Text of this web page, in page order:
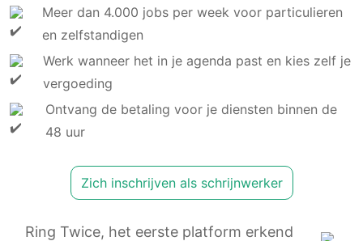
Meer dan 4.000 jobs per week voor particulieren
en zelfstandigen
Werk wanneer het in je agenda past en kies zelf je
vergoeding
Ontvang de betaling voor je diensten binnen de
48 uur
Zich inschrijven als schrijnwerker
Ring Twice, het eerste platform erkend